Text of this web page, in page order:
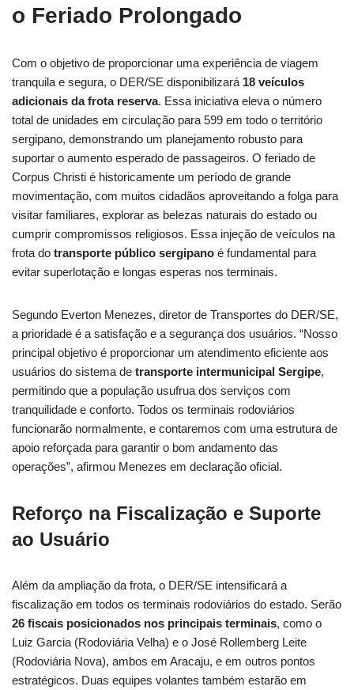
o Feriado Prolongado
Com o objetivo de proporcionar uma experiência de viagem
tranquila e segura, o DER/SE disponibilizará 18 veículos
adicionais da frota reserva. Essa iniciativa eleva o número
total de unidades em circulação para 599 em todo o território
sergipano, demonstrando um planejamento robusto para
suportar o aumento esperado de passageiros. O feriado de
Corpus Christi é historicamente um período de grande
movimentação, com muitos cidadãos aproveitando a folga para
visitar familiares, explorar as belezas naturais do estado ou
cumprir compromissos religiosos. Essa injeção de veículos na
frota do transporte público sergipano é fundamental para
evitar superlotação e longas esperas nos terminais.
Segundo Everton Menezes, diretor de Transportes do DER/SE,
a prioridade é a satisfação e a segurança dos usuários. “Nosso
principal objetivo é proporcionar um atendimento eficiente aos
usuários do sistema de transporte intermunicipal Sergipe,
permitindo que a população usufrua dos serviços com
tranquilidade e conforto. Todos os terminais rodoviários
funcionarão normalmente, e contaremos com uma estrutura de
apoio reforçada para garantir o bom andamento das
operações”, afirmou Menezes em declaração oficial.
Reforço na Fiscalização e Suporte
ao Usuário
Além da ampliação da frota, o DER/SE intensificará a
fiscalização em todos os terminais rodoviários do estado. Serão
26 fiscais posicionados nos principais terminais, como o
Luiz Garcia (Rodoviária Velha) e o José Rollemberg Leite
(Rodoviária Nova), ambos em Aracaju, e em outros pontos
estratégicos. Duas equipes volantes também estarão em